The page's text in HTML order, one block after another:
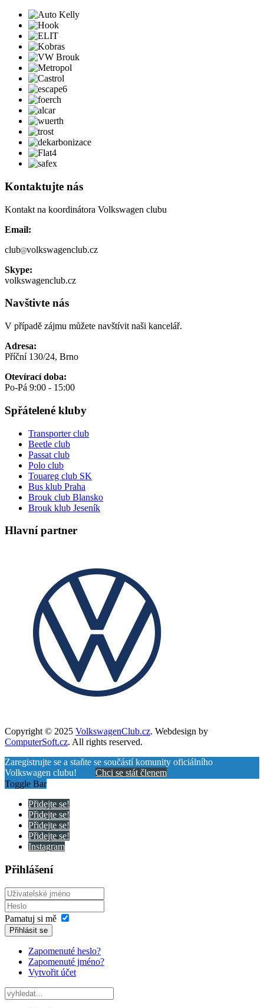
Kontaktujte nás
Kontakt na koordinátora Volkswagen clubu
Email:
club volkswagenclub.cz
Skype:
volkswagenclub.cz
Navštivte nás
V případě zájmu můžete navštívit naši kancelář.
Adresa:
Příční 130/24, Brno
Otevírací doba:
Po-Pá 9:00 - 15:00
Spřátelené kluby
Transporter club
Beetle club
Passat club
Polo club
Touareg club SK
Bus klub Praha
Brouk club Blansko
Brouk klub Jeseník
Hlavní partner
Copyright © 2025 VolkswagenClub.cz. Webdesign by
ComputerSoft.cz. All rights reserved.
Zaregistrujte se a staňte se součástí komunity oficiálního
Volkswagen clubu! Chci se stát členem
Toggle Bar
Přidejte se!
Přidejte se!
Přidejte se!
Přidejte se!
Instagram
Přihlášení
Pamatuj si mě
Přihlásit se
Zapomenuté heslo?
Zapomenuté jméno?
Vytvořit účet